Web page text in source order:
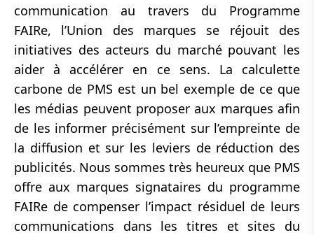
communication au travers du Programme
FAIRe, l’Union des marques se réjouit des
initiatives des acteurs du marché pouvant les
aider à accélérer en ce sens. La calculette
carbone de PMS est un bel exemple de ce que
les médias peuvent proposer aux marques afin
de les informer précisément sur l’empreinte de
la diffusion et sur les leviers de réduction des
publicités. Nous sommes très heureux que PMS
offre aux marques signataires du programme
FAIRe de compenser l’impact résiduel de leurs
communications dans les titres et sites du